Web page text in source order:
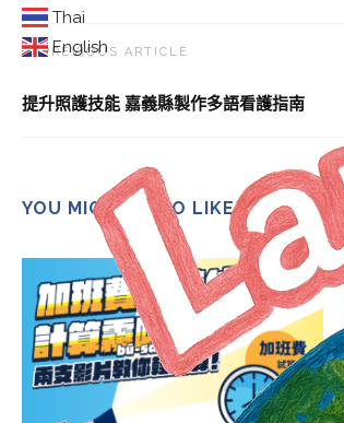
Thai
English
PREVIOUS ARTICLE
提升照護技能 嘉義縣製作多語看護指南
YOU MIGHT ALSO LIKE